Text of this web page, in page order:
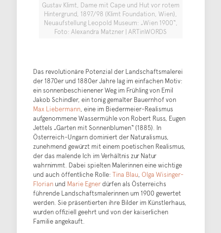
Gustav Klimt, Dame mit Cape und Hut vor rotem
Hintergrund, 1897/98 (Klimt Foundation, Wien),
Neuaufstellung Leopold Museum: „Wien 1900“,
Foto: Alexandra Matzner | ARTinWORDS
Das revolutionäre Potenzial der Landschaftsmalerei
der 1870er und 1880er Jahre lag im einfachen Motiv:
ein sonnenbeschienener Weg im Frühling von Emil
Jakob Schindler, ein tonig gemalter Bauernhof von
Max Liebermann, eine im Biedermeier-Realismus
aufgenommene Wassermühle von Robert Russ, Eugen
Jettels „Garten mit Sonnenblumen“ (1885). In
Österreich-Ungarn dominiert der Naturalismus,
zunehmend gewürzt mit einem poetischen Realismus,
der das malende Ich im Verhältnis zur Natur
wahrnimmt. Dabei spielten Malerinnen eine wichtige
und auch öffentliche Rolle: Tina Blau, Olga Wisinger-
Florianund Marie Egnerdürfen als Österreichs
führende Landschaftsmalerinnen um 1900 gewertet
werden. Sie präsentierten ihre Bilder im Künstlerhaus,
wurden offiziell geehrt und von der kaiserlichen
Familie angekauft.